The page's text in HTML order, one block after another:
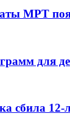
МРТ
для
сбила 12-